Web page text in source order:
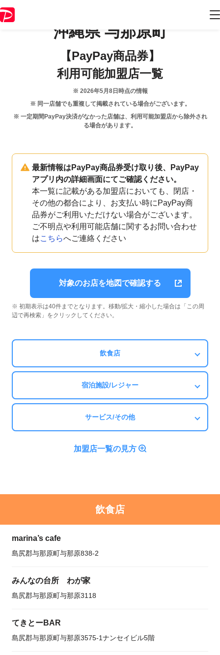
沖縄県 与那原町
【PayPay商品券】
利用可能加盟店一覧
※ 2026年5月8日 時点の情報
※ 同一店舗でも重複して掲載されている場合がございます。
※ 一定期間PayPay決済がなかった店舗は、利用可能加盟店から除外され
る場合があります。
最新情報はPayPay商品券受け取り後、PayPay
アプリ内の詳細画面にてご確認ください。
本一覧に記載がある加盟店においても、閉店・
その他の都合により、お支払い時にPayPay商
品券がご利用いただけない場合がございます。
ご不明点や利用可能店舗に関するお問い合わせ
はこちらへご連絡ください
対象のお店を地図で確認する
※ 初期表示は40件までとなります。移動/拡大・縮小した場合は「この周
辺で再検索」をクリックしてください。
飲食店
宿泊施設/レジャー
サービス/その他
加盟店一覧の見方
飲食店
marina’s cafe
島尻郡与那原町与那原838-2
みんなの台所 わが家
島尻郡与那原町与那原3118
てきとーBAR
島尻郡与那原町与那原3575-1ナンセイビル5階